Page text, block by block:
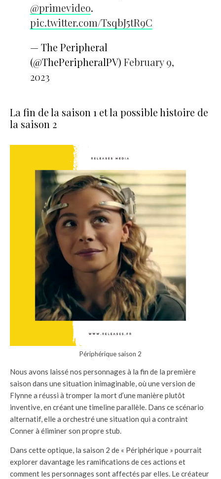
@primevideo.
pic.twitter.com/TsqbJ5tR9C
— The Peripheral
(@ThePeripheralPV) February 9,
2023
La fin de la saison 1 et la possible histoire de
la saison 2
Périphérique saison 2
Nous avons laissé nos personnages à la fin de la première
saison dans une situation inimaginable, où une version de
Flynne a réussi à tromper la mort d’une manière plutôt
inventive, en créant une timeline parallèle. Dans ce scénario
alternatif, elle a orchestré une situation qui a contraint
Conner à éliminer son propre stub.
Dans cette optique, la saison 2 de « Périphérique » pourrait
explorer davantage les ramifications de ces actions et
comment les personnages sont affectés par elles. Le créateur